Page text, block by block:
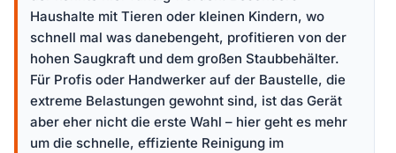
Haushalte mit Tieren oder kleinen Kindern, wo
schnell mal was danebengeht, profitieren von der
hohen Saugkraft und dem großen Staubbehälter.
Für Profis oder Handwerker auf der Baustelle, die
extreme Belastungen gewohnt sind, ist das Gerät
aber eher nicht die erste Wahl – hier geht es mehr
um die schnelle, effiziente Reinigung im